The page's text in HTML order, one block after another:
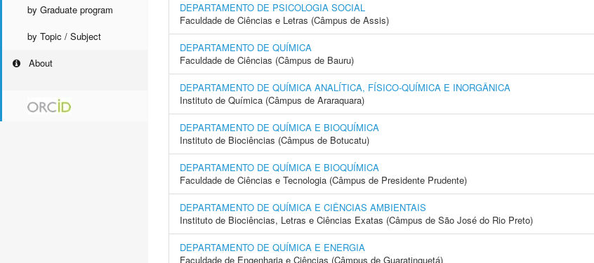
by Graduate program
by Topic / Subject
About
DEPARTAMENTO DE PSICOLOGIA SOCIAL
Faculdade de Ciências e Letras (Câmpus de Assis)
DEPARTAMENTO DE QUÍMICA
Faculdade de Ciências (Câmpus de Bauru)
DEPARTAMENTO DE QUÍMICA ANALÍTICA, FÍSICO-QUÍMICA E INORGÂNICA
Instituto de Química (Câmpus de Araraquara)
DEPARTAMENTO DE QUÍMICA E BIOQUÍMICA
Instituto de Biociências (Câmpus de Botucatu)
DEPARTAMENTO DE QUÍMICA E BIOQUÍMICA
Faculdade de Ciências e Tecnologia (Câmpus de Presidente Prudente)
DEPARTAMENTO DE QUÍMICA E CIÊNCIAS AMBIENTAIS
Instituto de Biociências, Letras e Ciências Exatas (Câmpus de São José do Rio Preto)
DEPARTAMENTO DE QUÍMICA E ENERGIA
Faculdade de Engenharia e Ciências (Câmpus de Guaratinguetá)